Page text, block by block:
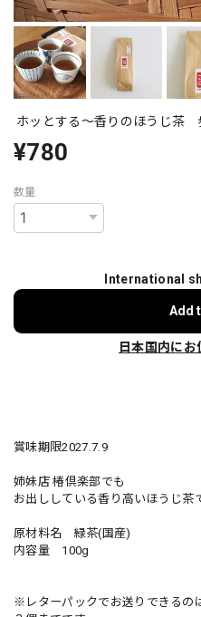
ホッとする〜香りのほうじ茶
¥780
数量
International
Add
日本国内に
賞味期限2027.7.9
姉妹店 椿倶楽部でも
お出ししている香り高いほうじ茶
原材料名 緑茶(国産)
内容量 100g
※レターパックでお送りできるの